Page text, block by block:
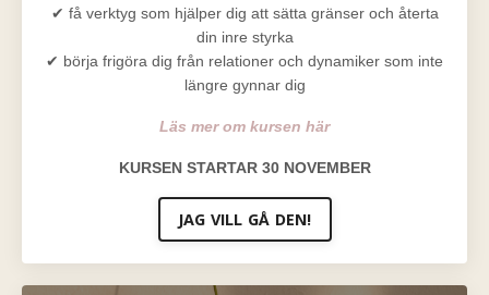
✔ få verktyg som hjälper dig att sätta gränser och återta
din inre styrka
✔ börja frigöra dig från relationer och dynamiker som inte
längre gynnar dig
Läs mer om kursen här
KURSEN STARTAR 30 NOVEMBER
JAG VILL GÅ DEN!